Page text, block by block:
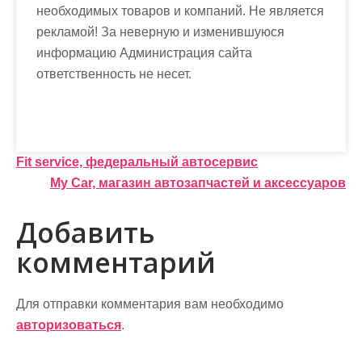
необходимых товаров и компаний. Не является
рекламой! За неверную и изменившуюся
информацию Администрация сайта
ответственность не несет.
Н
в
и
г
а
Fit service, федеральный автосервис
My Car, магазин автозапчастей и аксессуаров
Добавить
комментарий
Для отправки комментария вам необходимо
авторизоваться.